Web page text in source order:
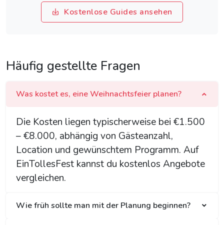
Kostenlose Guides ansehen
Häufig gestellte Fragen
Was kostet es, eine Weihnachtsfeier planen?
Die Kosten liegen typischerweise bei €1.500
– €8.000, abhängig von Gästeanzahl,
Location und gewünschtem Programm. Auf
EinTollesFest kannst du kostenlos Angebote
vergleichen.
Wie früh sollte man mit der Planung beginnen?